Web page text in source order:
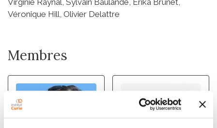
Véronique Hill, Olivier Delattre
Membres